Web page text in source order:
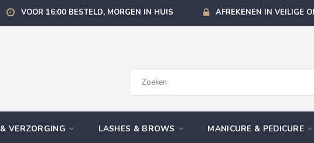
VOOR 16:00 BESTELD, MORGEN IN HUIS AFREKENEN IN VEILIGE
VERZORGING LASHES & BROWS MANICURE & PEDICURE